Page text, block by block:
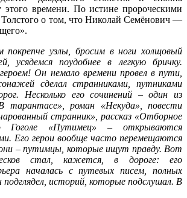
этого времени. По истине пророческими
Толстого о том, что Николай Семёнович —
покрепче узлы, бросим в ноги холщовый
усядемся поудобнее в легкую бричку.
Он немало времени провел в пути,
сделал странниками, путниками
Несколько его сочинений – один из
тарантасе», роман «Некуда», повести
странник», рассказ «Отборное
Гоголе «Путимец» – открываются
Его герои вообще часто перемещаются
они – путимцы, которые ищут правду. Вот
стал, кажется, в дороге: его
началась с путевых писем, полных
подглядел, историй, которые подслушал. В